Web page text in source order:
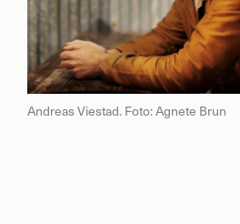
Andreas Viestad. Foto: Agnete Brun